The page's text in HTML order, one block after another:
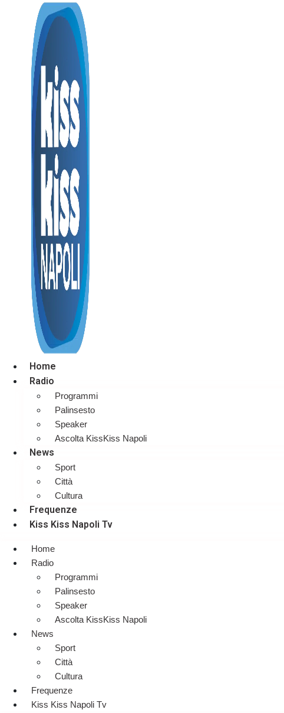
Home
Radio
Programmi
Palinsesto
Speaker
Ascolta KissKiss Napoli
News
Sport
Città
Cultura
Frequenze
Kiss Kiss Napoli Tv
Home
Radio
Programmi
Palinsesto
Speaker
Ascolta KissKiss Napoli
News
Sport
Città
Cultura
Frequenze
Kiss Kiss Napoli Tv